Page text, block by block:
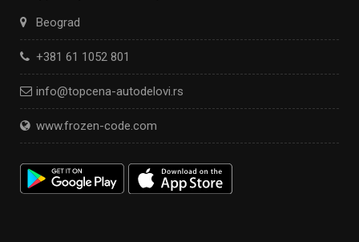
Beograd
+381 61 1052 801
info@topcena-autodelovi.rs
www.frozen-code.com